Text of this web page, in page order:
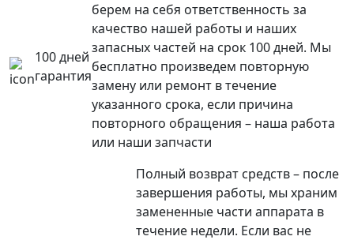
100 дней
гарантия
берем на себя ответственность за
качество нашей работы и наших
запасных частей на срок 100 дней. Мы
бесплатно произведем повторную
замену или ремонт в течение
указанного срока, если причина
повторного обращения – наша работа
или наши запчасти
Полный возврат средств – после
завершения работы, мы храним
замененные части аппарата в
течение недели. Если вас не